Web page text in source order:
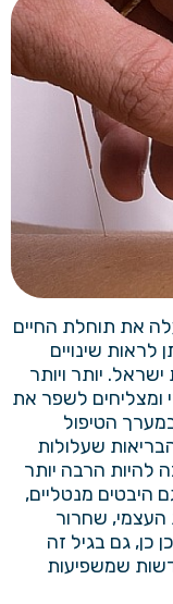
את תוחלת החיים
שינויים
יותר ויותר
ומצליחים לשפר את
הטיפול
שעלולות
להיות הרבה יותר
היבטים מנטליים,
העצמי, שחרור
כן, גם בגיל זה
שמשפיעות